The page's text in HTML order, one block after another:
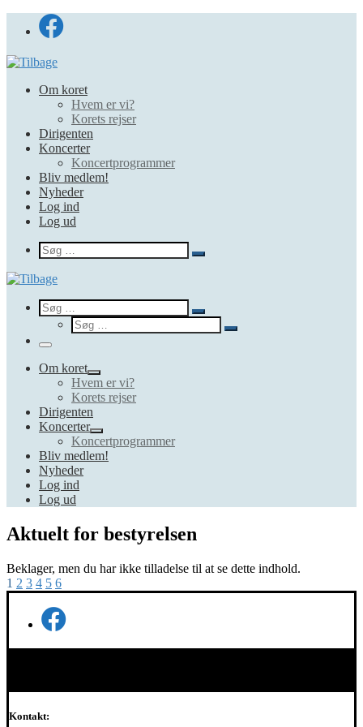
Fortsæt
Om koret
Hvem er vi?
Korets rejser
Dirigenten
Koncerter
Koncertprogrammer
Bliv medlem!
Nyheder
Log ind
Log ud
Search
Søg
Søg
Search
Søg
Søg
…
Søg
Søg
Menu
Om koret
Hvem er vi?
Korets rejser
Dirigenten
Koncerter
Koncertprogrammer
Bliv medlem!
Nyheder
Log ind
Log ud
Aktuelt for bestyrelsen
Beklager, men du har ikke tilladelse til at se dette indhold.
1 2 3 4 5 6
Kontakt: